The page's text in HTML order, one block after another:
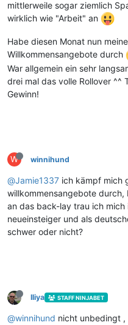
mittlerweile sogar ziemlich
wirklich wie "Arbeit" an
Habe diesen Monat nun
Willkommensangebote durch
War allgemein ein sehr
drei mal das volle Rollover ^^
Gewinn!
W winnihund
@Jamie1337 ich kämpf mich
willkommensangebote
an das back-lay trau ich
neueinsteiger und als
schwer oder nicht?
Iliya STAFF NINJABET
@winnihund nicht unbedingt ,